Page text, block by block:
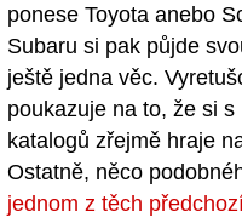
ponese Toyota anebo
Subaru si pak půjde
ještě jedna věc.
poukazuje na to, že si s
katalogů zřejmě hraje
Ostatně, něco
jednom z těch